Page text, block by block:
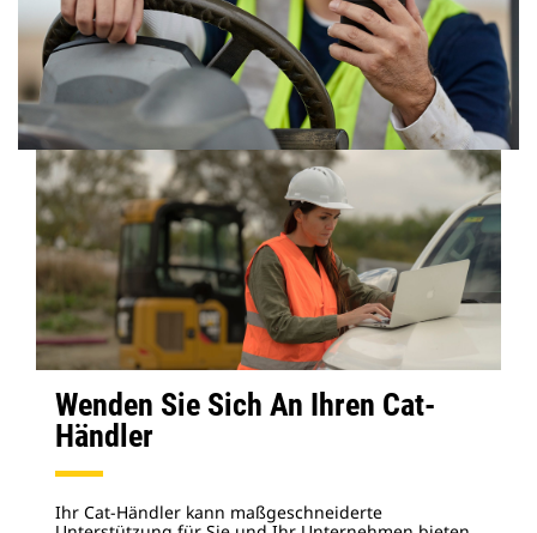
Wenden Sie Sich An Ihren Cat-
Händler
Ihr Cat-Händler kann maßgeschneiderte